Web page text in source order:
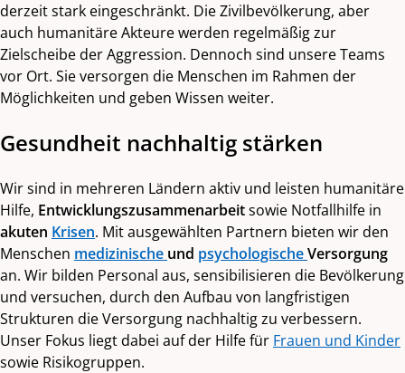
derzeit stark eingeschränkt. Die Zivilbevölkerung, aber
auch humanitäre Akteure werden regelmäßig zur
Zielscheibe der Aggression. Dennoch sind unsere Teams
vor Ort. Sie versorgen die Menschen im Rahmen der
Möglichkeiten und geben Wissen weiter.
Gesundheit nachhaltig stärken
Wir sind in mehreren Ländern aktiv und leisten humanitäre
Hilfe, Entwicklungszusammenarbeitsowie Notfallhilfe in
akuten Krisen. Mit ausgewählten Partnern bieten wir den
Menschen medizinische und psychologischeVersorgung
an. Wir bilden Personal aus, sensibilisieren die Bevölkerung
und versuchen, durch den Aufbau von langfristigen
Strukturen die Versorgung nachhaltig zu verbessern.
Unser Fokus liegt dabei auf der Hilfe für Frauen und Kinder
sowie Risikogruppen.